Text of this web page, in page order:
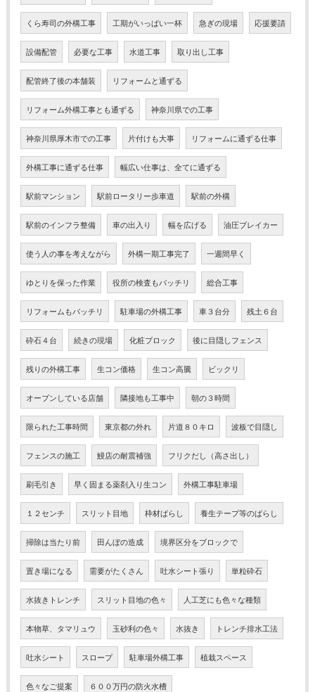
くら寿司の外構工事 工期がいっぱい一杯 急ぎの現場 応援要請
設備配管 必要な工事 水道工事 取り出し工事
配管終了後の本舗装 リフォームと通ずる
リフォーム外構工事とも通ずる 神奈川県での工事
神奈川県厚木市での工事 片付けも大事 リフォームに通ずる仕事
外構工事に通ずる仕事 幅広い仕事は、全てに通ずる
駅前マンション 駅前ロータリー歩車道 駅前の外構
駅前のインフラ整備 車の出入り 幅を広げる 油圧ブレイカー
使う人の事を考えながら 外構一期工事完了 一週間早く
ゆとりを保った作業 役所の検査もバッチリ 総合工事
リフォームもバッチリ 駐車場の外構工事 車３台分 残土６台
砕石４台 続きの現場 化粧ブロック 後に目隠しフェンス
残りの外構工事 生コン価格 生コン高騰 ビックリ
オープンしている店舗 隣接地も工事中 朝の３時間
限られた工事時間 東京都の外れ 片道８０キロ 波板で目隠し
フェンスの施工 鰻店の耐震補強 フリクだし（高さ出し）
刷毛引き 早く固まる薬剤入り生コン 外構工事駐車場
１２センチ スリット目地 枠材ばらし 養生テープ等のばらし
掃除は当たり前 田んぼの造成 境界区分をブロックで
置き場になる 需要がたくさん 吐水シート張り 単粒砕石
水抜きトレンチ スリット目地の色々 人工芝にも色々な種類
本物草、タマリュウ 玉砂利の色々 水抜き トレンチ排水工法
吐水シート スロープ 駐車場外構工事 植栽スペース
色々なご提案 ６００万円の防火水槽